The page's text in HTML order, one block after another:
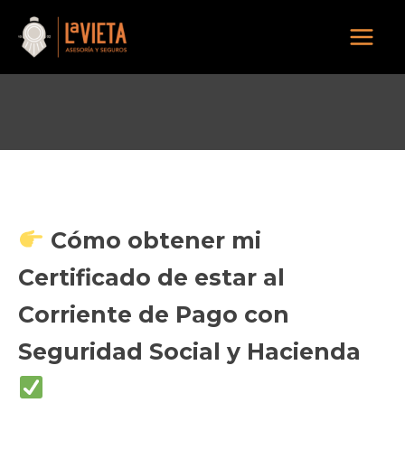
contenido
Cómo obtener mi
Certificado de estar al
Corriente de Pago con
Seguridad Social y Hacienda